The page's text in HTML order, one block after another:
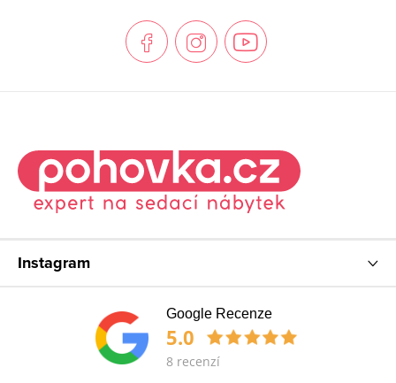
Instagram
Google Recenze
5.0
8 recenzí